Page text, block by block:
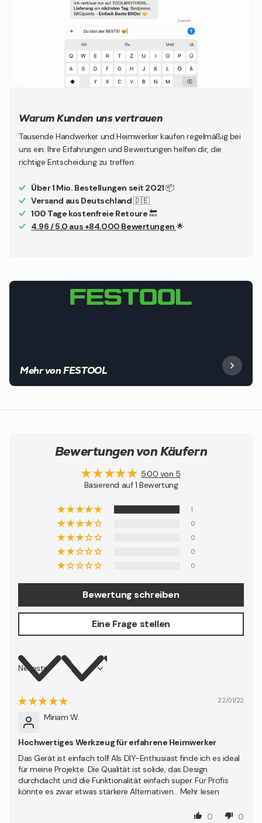
Warum Kunden uns vertrauen
Tausende Handwerker und Heimwerker kaufen regelmäßig bei
uns ein. Ihre Erfahrungen und Bewertungen helfen dir, die
richtige Entscheidung zu treffen.
Über 1 Mio. Bestellungen seit 2021📦
Versand aus Deutschland🇩🇪
100 Tage kostenfreie Retoure🔙
4.96 / 5.0 aus +84.000 Bewertungen🌟
Mehr von FESTOOL
Bewertungen von Käufern
5.00 von 5
Basierend auf 1 Bewertung
1
0
0
0
0
Bewertung schreiben
Eine Frage stellen
Sort by
22/01/22
Miriam W.
Hochwertiges Werkzeug für erfahrene Heimwerker
Das Gerät ist einfach toll! Als DIY-Enthusiast finde ich es ideal
für meine Projekte. Die Qualität ist solide, das Design
durchdacht und die Funktionalität einfach super. Für Profis
könnte es zwar etwas stärkere Alternativen... Mehr lesen
0 0